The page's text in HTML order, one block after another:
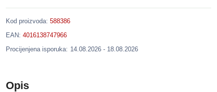
Kod proizvoda: 588386
EAN: 4016138747966
Procijenjena isporuka: 14.08.2026 - 18.08.2026
Opis